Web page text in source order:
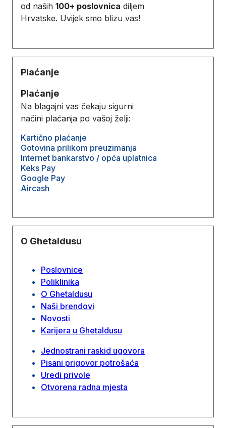
od naših 100+ poslovnica diljem
Hrvatske. Uvijek smo blizu vas!
Plaćanje
Plaćanje
Na blagajni vas čekaju sigurni
načini plaćanja po vašoj želji:
Kartično plaćanje
Gotovina prilikom preuzimanja
Internet bankarstvo / opća uplatnica
Keks Pay
Google Pay
Aircash
O Ghetaldusu
Poslovnice
Poliklinika
O Ghetaldusu
Naši brendovi
Novosti
Karijera u Ghetaldusu
Jednostrani raskid ugovora
Pisani prigovor potrošaća
Uredi privole
Otvorena radna mjesta